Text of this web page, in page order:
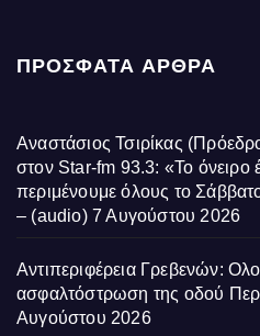
ΠΡΌΣΦΑΤΑ ΆΡΘΡΑ
Αναστάσιος Τσιρίκας
στον Star-fm 93.3: «Το όνειρο
περιμένουμε όλους το
– (audio) 7 Αυγούστου 2026
Αντιπεριφέρεια Γρεβενών:
ασφαλτόστρωση της οδού
Αυγούστου 2026